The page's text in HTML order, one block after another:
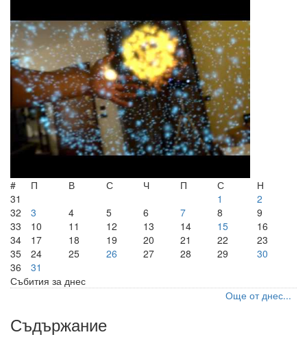
# П В С Ч П С
Н
31
1
2
32
3 4 5 6 7 8
9
33
10 11 12 13 14 15
16
34
17 18 19 20 21 22
23
35
24 25 26 27 28 29
30
36
31
Събития за днес
Още от днес...
Съдържание